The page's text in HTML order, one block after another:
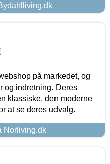
på markedet, og
og indretning. Deres
klassiske, den moderne
at se deres udvalg.
Norliving.dk